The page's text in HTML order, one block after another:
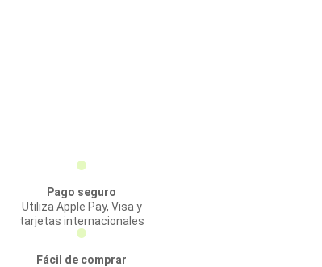
Pago seguro
Utiliza Apple Pay, Visa y
tarjetas internacionales
Fácil de comprar